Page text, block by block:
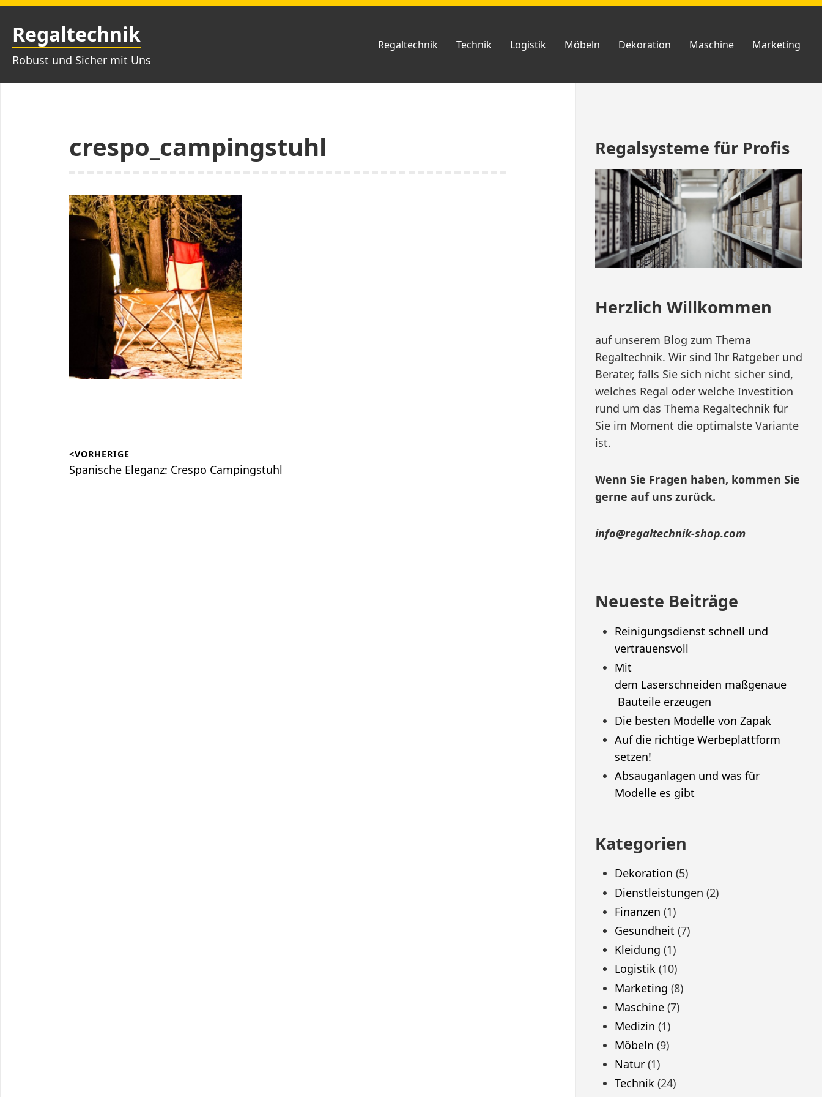
Zum
Inhalt
springen
Regaltechnik
Robust und Sicher mit Uns
Regaltechnik Technik Logistik Möbeln Dekoration Maschine Marketing
crespo_campingstuhl
<VORHERIGE
Vorheriger
Spanische Eleganz: Crespo Campingstuhl
Footer
Regalsysteme für Profis
Herzlich Willkommen
auf unserem Blog zum Thema
Regaltechnik. Wir sind Ihr Ratgeber und
Berater, falls Sie sich nicht sicher sind,
welches Regal oder welche Investition
rund um das Thema Regaltechnik für
Sie im Moment die optimalste Variante
ist.
Wenn Sie Fragen haben, kommen Sie
gerne auf uns zurück.
info@regaltechnik-shop.com
Neueste Beiträge
Reinigungsdienst schnell und
vertrauensvoll
Mit
dem Laserschneiden maßgenaue
Bauteile erzeugen
Die besten Modelle von Zapak
Auf die richtige Werbeplattform
setzen!
Absauganlagen und was für
Modelle es gibt
Kategorien
Dekoration (5)
Dienstleistungen (2)
Finanzen (1)
Gesundheit (7)
Kleidung (1)
Logistik(10)
Marketing (8)
Maschine(7)
Medizin (1)
Möbeln (9)
Natur(1)
Technik(24)